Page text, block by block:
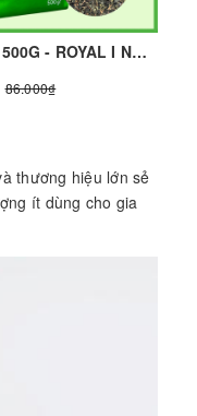
TRÀ LÀI 500G - ROYAL I NGUYÊN LIỆU PHA CHẾ - TOBEE FOOD
86.000₫
thương hiệu lớn sẻ
ít dùng cho gia